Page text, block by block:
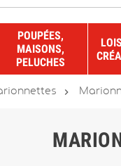
POUPÉES,
MAISONS,
PELUCHES
